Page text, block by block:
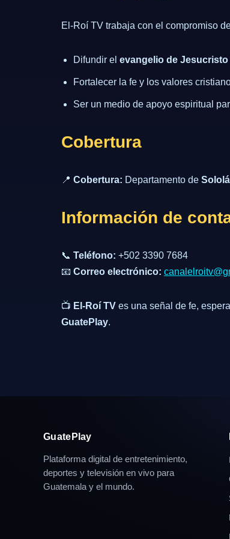
El-Roí TV trabaja con el compromiso
Difundir el evangelio de Jesucristo
Fortalecer la fe y los valores
Ser un medio de apoyo espiritual
Cobertura
📍 Cobertura: Departamento de Sololá
Información de
📞 Teléfono: +502 3390 7684
📧 Correo electrónico:
📺 El-Roí TV es una señal de fe,
GuatePlay.
GuatePlay
Plataforma digital de entretenimiento,
deportes y televisión en vivo para
Guatemala y el mundo.